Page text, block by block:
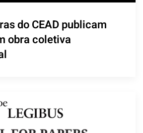
do CEAD publicam
obra coletiva